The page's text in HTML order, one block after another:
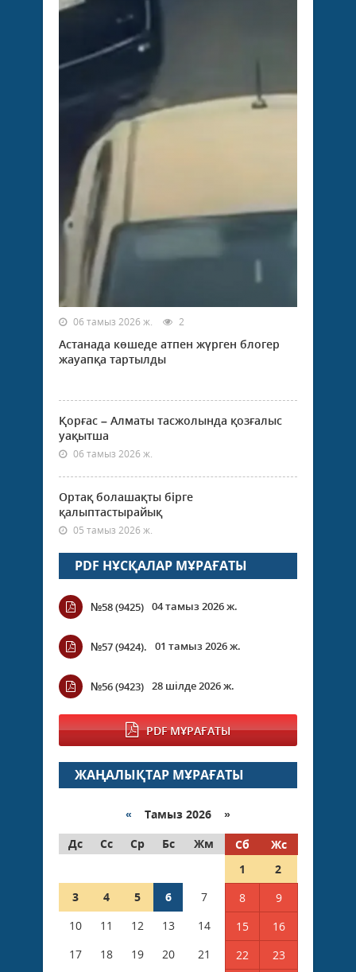
06 тамыз 2026 ж. 2
Астанада көшеде атпен жүрген блогер
жауапқа тартылды
Қорғас – Алматы тасжолында қозғалыс
уақытша
06 тамыз 2026 ж.
Ортақ болашақты бірге
қалыптастырайық
05 тамыз 2026 ж.
PDF НҰСҚАЛАР МҰРАҒАТЫ
№58 (9425) 04 тамыз 2026 ж.
№57 (9424). 01 тамыз 2026 ж.
№56 (9423) 28 шілде 2026 ж.
PDF МҰРАҒАТЫ
ЖАҢАЛЫҚТАР МҰРАҒАТЫ
« Тамыз 2026 »
Дс
Сс Ср Бс Жм Сб
Жс
1
2
3
4 5 6 7 8
9
10
11 12 13 14 15
16
17
18 19 20 21 22
23